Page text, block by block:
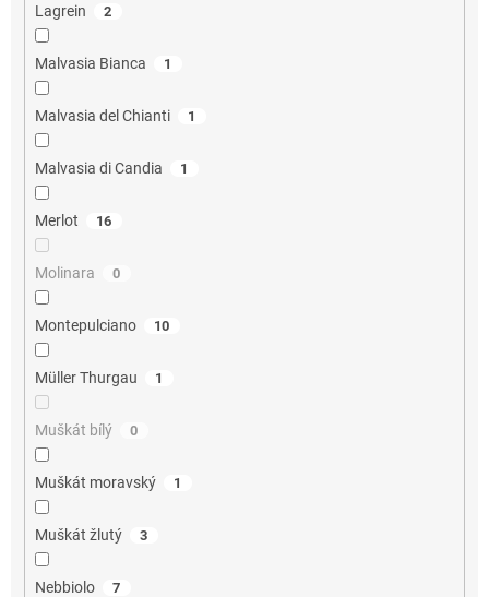
Lagrein 2
Malvasia Bianca 1
Malvasia del Chianti 1
Malvasia di Candia 1
Merlot 16
Molinara 0
Montepulciano 10
Müller Thurgau 1
Muškát bílý 0
Muškát moravský 1
Muškát žlutý 3
Nebbiolo 7